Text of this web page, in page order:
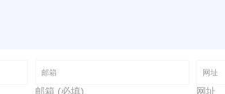
邮箱 (必填) 网址